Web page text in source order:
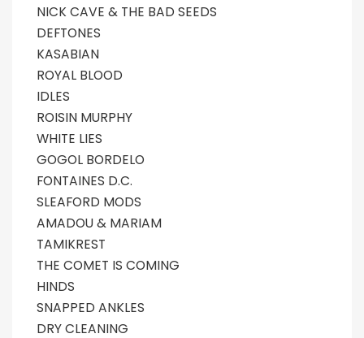
NICK CAVE & THE BAD SEEDS
DEFTONES
KASABIAN
ROYAL BLOOD
IDLES
ROISIN MURPHY
WHITE LIES
GOGOL BORDELO
FONTAINES D.C.
SLEAFORD MODS
AMADOU & MARIAM
TAMIKREST
THE COMET IS COMING
HINDS
SNAPPED ANKLES
DRY CLEANING